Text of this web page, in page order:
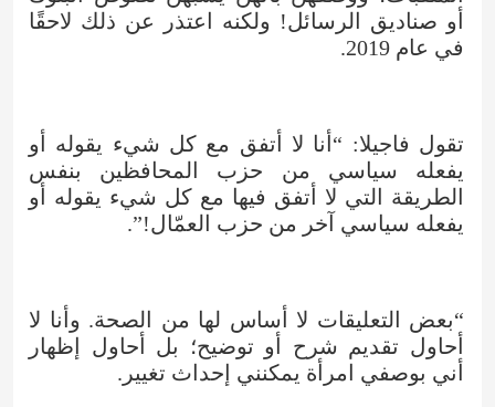
أو صناديق الرسائل! ولكنه اعتذر عن ذلك لاحقًا
في عام 2019.
تقول فاجيلا: “أنا لا أتفق مع كل شيء يقوله أو
يفعله سياسي من حزب المحافظين بنفس
الطريقة التي لا أتفق فيها مع كل شيء يقوله أو
يفعله سياسي آخر من حزب العمّال!”.
“بعض التعليقات لا أساس لها من الصحة. وأنا لا
أحاول تقديم شرح أو توضيح؛ بل أحاول إظهار
أني بوصفي امرأة يمكنني إحداث تغيير.